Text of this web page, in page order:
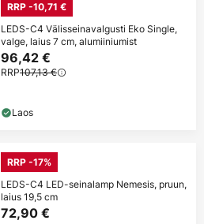
RRP -10,71 €
LEDS-C4 Välisseinavalgusti Eko Single,
valge, laius 7 cm, alumiiniumist
96,42 €
RRP107,13 €
Laos
RRP -17%
LEDS-C4 LED-seinalamp Nemesis, pruun,
laius 19,5 cm
72,90 €